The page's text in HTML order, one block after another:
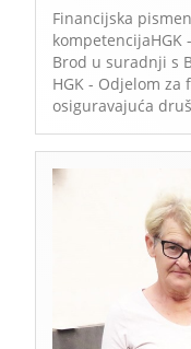
Financijska
kompetencijaHGK
Brod u suradnji s
HGK - Odjelom
osiguravajuća